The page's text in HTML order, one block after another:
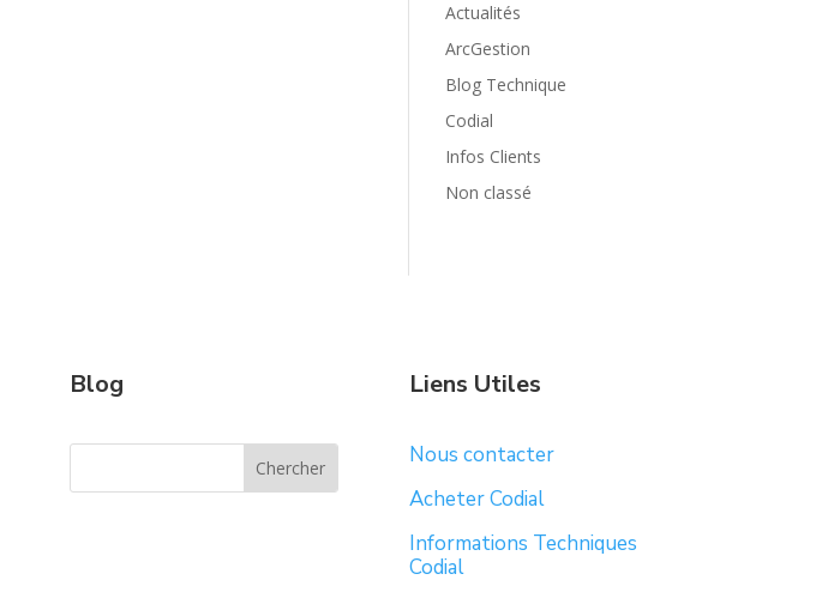
Actualités
ArcGestion
Blog Technique
Codial
Infos Clients
Non classé
Blog Liens Utiles
Nous contacter
Acheter Codial
Informations Techniques
Codial